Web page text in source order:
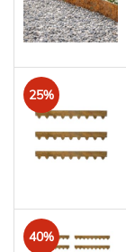
25%
40%